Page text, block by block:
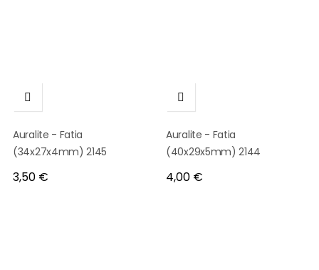

Auralite - Fatia
(34x27x4mm) 2145
Preço
3,50 €

Auralite - Fatia
(40x29x5mm) 2144
Preço
4,00 €